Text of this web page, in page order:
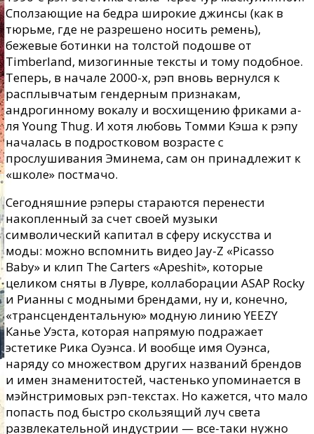
Сползающие на бедра широкие джинсы (как в
тюрьме, где не разрешено носить ремень),
бежевые ботинки на толстой подошве от
Timberland, мизогинные тексты и тому подобное.
Теперь, в начале 2000-х, рэп вновь вернулся к
расплывчатым гендерным признакам,
андрогинному вокалу и восхищению фриками а-
ля Young Thug. И хотя любовь Томми Кэша к рэпу
началась в подростковом возрасте с
прослушивания Эминема, сам он принадлежит к
«школе» постмачо.
Сегодняшние рэперы стараются перенести
накопленный за счет своей музыки
символический капитал в сферу искусства и
моды: можно вспомнить видео Jay-Z «Picasso
Baby» и клип The Carters «Apeshit», которые
целиком сняты в Лувре, коллаборации ASAP Rocky
и Рианны с модными брендами, ну и, конечно,
«трансцендентальную» модную линию YEEZY
Канье Уэста, которая напрямую подражает
эстетике Рика Оуэнса. И вообще имя Оуэнса,
наряду со множеством других названий брендов
и имен знаменитостей, частенько упоминается в
мэйнстримовых рэп-текстах. Но кажется, что мало
попасть под быстро скользящий луч света
развлекательной индустрии — все-таки нужно